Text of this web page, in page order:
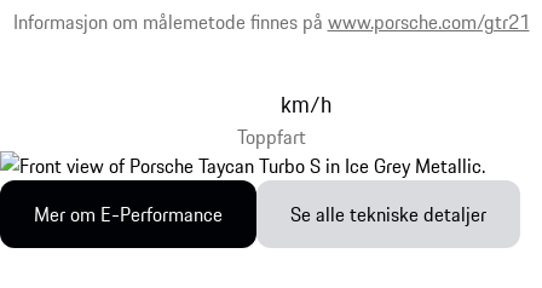
Informasjon om målemetode finnes på www.porsche.com/gtr21
Toppfart
km/h
Mer om E-Performance Se alle tekniske detaljer